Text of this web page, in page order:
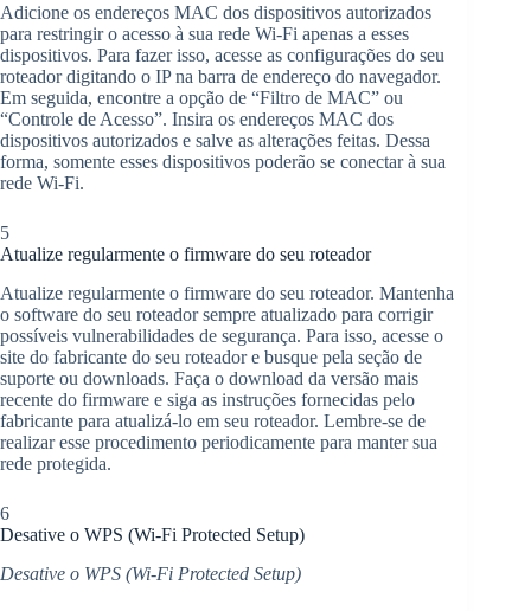
Adicione os endereços MAC dos dispositivos autorizados
para restringir o acesso à sua rede Wi-Fi apenas a esses
dispositivos. Para fazer isso, acesse as configurações do seu
roteador digitando o IP na barra de endereço do navegador.
Em seguida, encontre a opção de “Filtro de MAC” ou
“Controle de Acesso”. Insira os endereços MAC dos
dispositivos autorizados e salve as alterações feitas. Dessa
forma, somente esses dispositivos poderão se conectar à sua
rede Wi-Fi.
5
Atualize regularmente o firmware do seu roteador
Atualize regularmente o firmware do seu roteador. Mantenha
o software do seu roteador sempre atualizado para corrigir
possíveis vulnerabilidades de segurança. Para isso, acesse o
site do fabricante do seu roteador e busque pela seção de
suporte ou downloads. Faça o download da versão mais
recente do firmware e siga as instruções fornecidas pelo
fabricante para atualizá-lo em seu roteador. Lembre-se de
realizar esse procedimento periodicamente para manter sua
rede protegida.
6
Desative o WPS (Wi-Fi Protected Setup)
Desative o WPS (Wi-Fi Protected Setup)